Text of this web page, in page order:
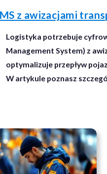
z awizacjami
Logistyka potrzebuje
Management System) z
optymalizuje przepływ
W artykule poznasz